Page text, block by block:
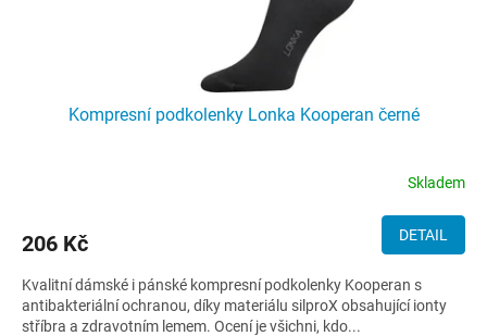
Kompresní podkolenky Lonka Kooperan černé
Skladem
206 Kč DETAIL
Kvalitní dámské i pánské kompresní podkolenky Kooperan s
antibakteriální ochranou, díky materiálu silproX obsahující ionty
stříbra a zdravotním lemem. Ocení je všichni, kdo...